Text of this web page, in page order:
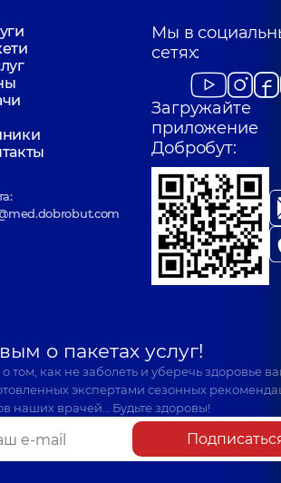
Мы в
сетях:
Загружайте
приложение
Добробут:
о пакетах услуг!
как не заболеть и уберечь здоровье
экспертами сезонных
наших врачей… Будьте здоровы!